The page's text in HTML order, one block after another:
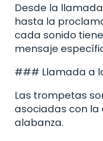
Desde la
hasta la
cada sonido
mensaje
### Llamada a
Las trompetas
asociadas con la
alabanza.